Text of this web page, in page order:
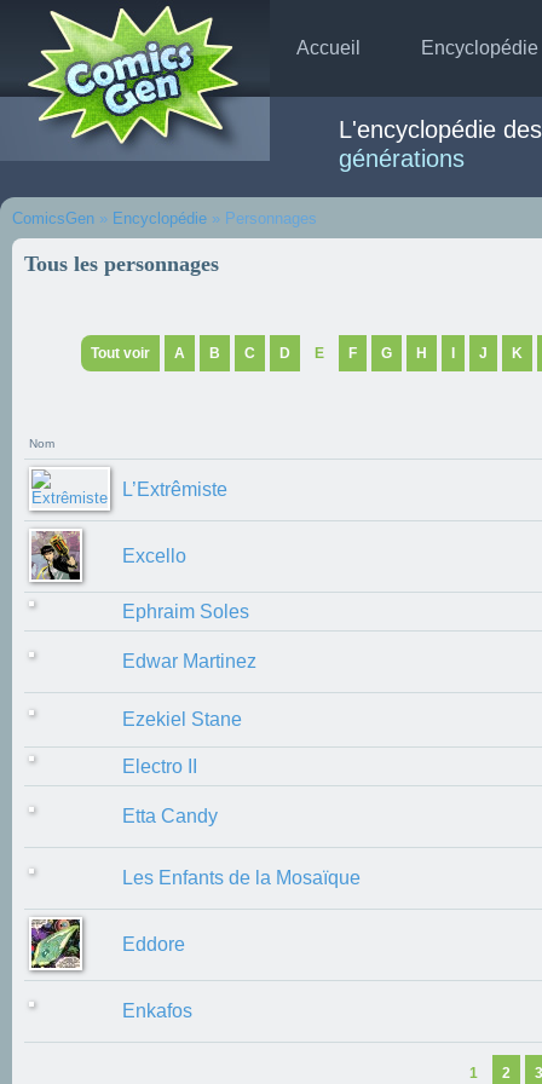
Accueil Encyclopédie
L'encyclopédie
générations
ComicsGen » Encyclopédie » Personnages
Tous les personnages
Tout voir A B C D E F G H J K
Nom
L’Extrêmiste
Excello
Ephraim Soles
Edwar Martinez
Ezekiel Stane
Electro II
Etta Candy
Les Enfants de la Mosaïque
Eddore
Enkafos
1 2 3